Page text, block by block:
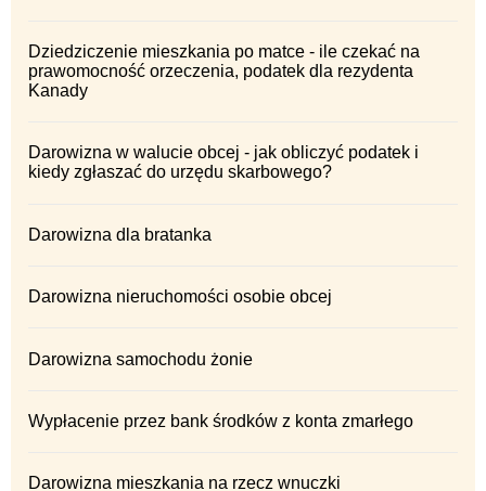
Dziedziczenie mieszkania po matce - ile czekać na
prawomocność orzeczenia, podatek dla rezydenta
Kanady
Darowizna w walucie obcej - jak obliczyć podatek i
kiedy zgłaszać do urzędu skarbowego?
Darowizna dla bratanka
Darowizna nieruchomości osobie obcej
Darowizna samochodu żonie
Wypłacenie przez bank środków z konta zmarłego
Darowizna mieszkania na rzecz wnuczki